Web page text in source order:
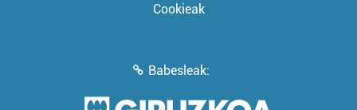
Cookieak
Babesleak: